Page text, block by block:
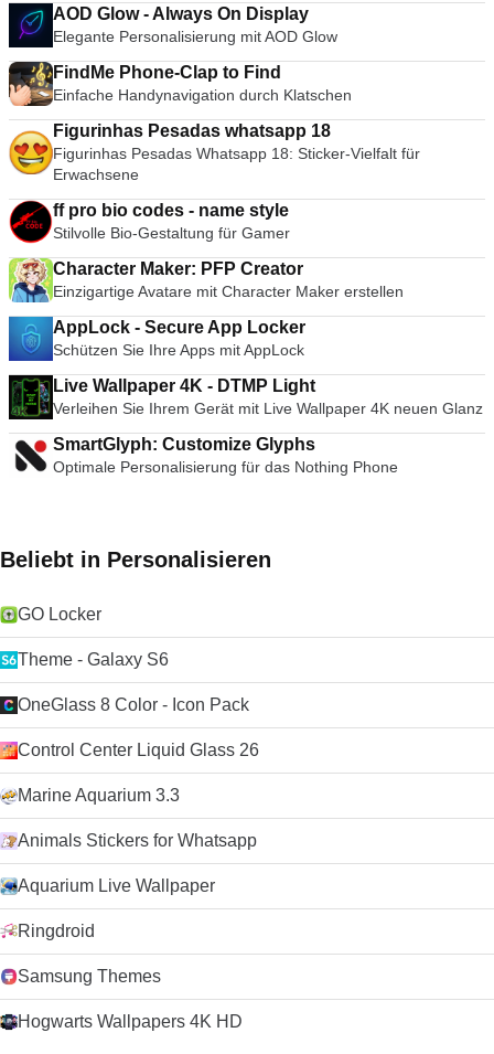
AOD Glow - Always On Display
Elegante Personalisierung mit AOD Glow
FindMe Phone-Clap to Find
Einfache Handynavigation durch Klatschen
Figurinhas Pesadas whatsapp 18
Figurinhas Pesadas Whatsapp 18: Sticker-Vielfalt für
Erwachsene
ff pro bio codes - name style
Stilvolle Bio-Gestaltung für Gamer
Character Maker: PFP Creator
Einzigartige Avatare mit Character Maker erstellen
AppLock - Secure App Locker
Schützen Sie Ihre Apps mit AppLock
Live Wallpaper 4K - DTMP Light
Verleihen Sie Ihrem Gerät mit Live Wallpaper 4K neuen Glanz
SmartGlyph: Customize Glyphs
Optimale Personalisierung für das Nothing Phone
Beliebt in Personalisieren
GO Locker
Theme - Galaxy S6
OneGlass 8 Color - Icon Pack
Control Center Liquid Glass 26
Marine Aquarium 3.3
Animals Stickers for Whatsapp
Aquarium Live Wallpaper
Ringdroid
Samsung Themes
Hogwarts Wallpapers 4K HD